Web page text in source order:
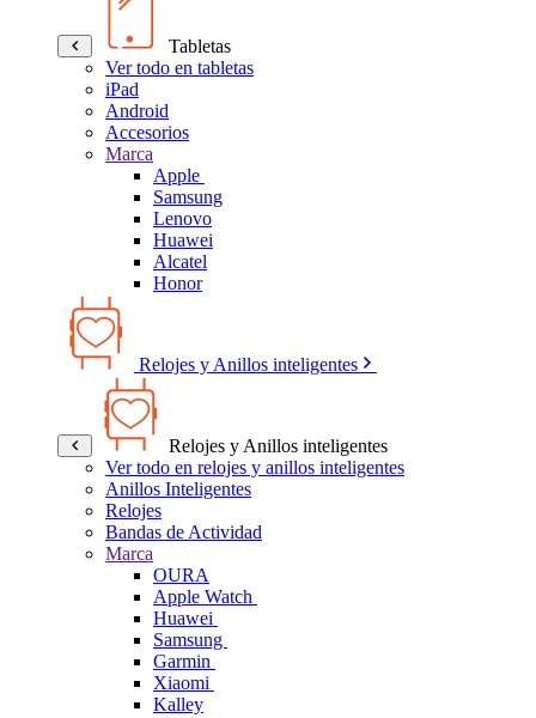
Tabletas
Ver todo en tabletas
iPad
Android
Accesorios
Marca
Apple
Samsung
Lenovo
Huawei
Alcatel
Honor
Relojes y Anillos inteligentes
Relojes y Anillos inteligentes
Ver todo en relojes y anillos inteligentes
Anillos Inteligentes
Relojes
Bandas de Actividad
Marca
OURA
Apple Watch
Huawei
Samsung
Garmin
Xiaomi
Kalley